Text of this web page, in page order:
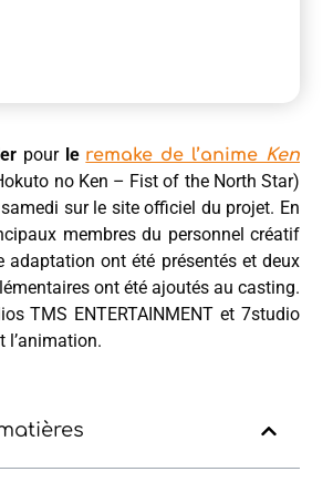
pour le remake de l’anime Ken
no Ken – Fist of the North Star)
sur le site officiel du projet. En
membres du personnel créatif
adaptation ont été présentés et deux
ont été ajoutés au casting.
TMS ENTERTAINMENT et 7studio
l’animation.